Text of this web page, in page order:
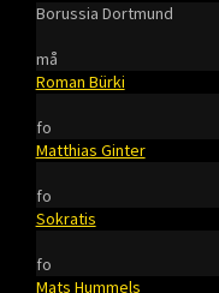
Borussia Dortmund
må
Roman Bürki
fo
Matthias Ginter
fo
Sokratis
fo
Mats Hummels